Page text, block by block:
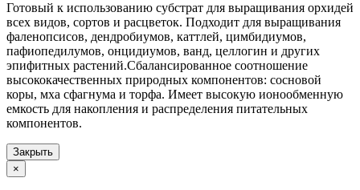
Готовый к использованию субстрат для выращивания орхидей
всех видов, сортов и расцветок. Подходит для выращивания
фаленопсисов, дендробиумов, каттлей, цимбидиумов,
пафиопедилумов, онцидиумов, ванд, целлогин и других
эпифитных растений.Сбалансированное соотношение
высококачественных природных компонентов: сосновой
коры, мха сфагнума и торфа. Имеет высокую ионообменную
емкость для накопления и распределения питательных
компонентов.
Закрыть
×